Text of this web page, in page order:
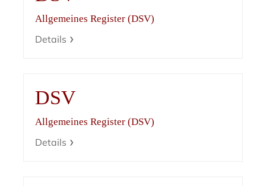
Allgemeines Register (DSV)
Details
DSV
Allgemeines Register (DSV)
Details